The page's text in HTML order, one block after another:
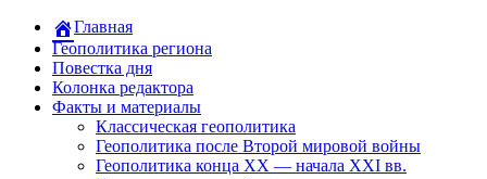
Главная
Геополитика региона
Повестка дня
Колонка редактора
Факты и материалы
Классическая геополитика
Геополитика после Второй мировой войны
Геополитика конца XX — начала XXI вв.